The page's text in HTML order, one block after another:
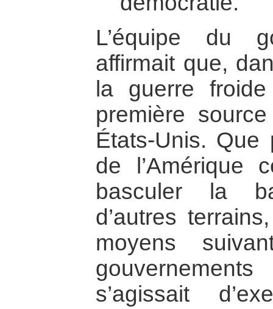
L’équipe du
affirmait que,
la guerre
première
États-Unis.
de l’Amérique
basculer la
d’autres
moyens
s’agissait